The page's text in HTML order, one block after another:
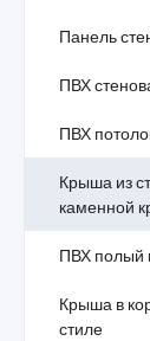
Панель
ПВХ
ПВХ
Крыша из
каменной
ПВХ полый
Крыша в
стиле